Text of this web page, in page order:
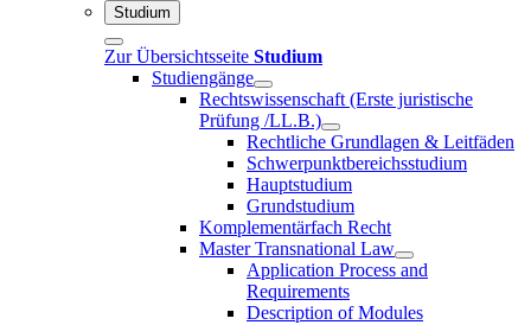
Studium
Zur Übersichtsseite Studium
Studiengänge
Rechtswissenschaft (Erste juristische
Prüfung /LL.B.)
Rechtliche Grundlagen & Leitfäden
Schwerpunktbereichsstudium
Hauptstudium
Grundstudium
Komplementärfach Recht
Master Transnational Law
Application Process and
Requirements
Description of Modules